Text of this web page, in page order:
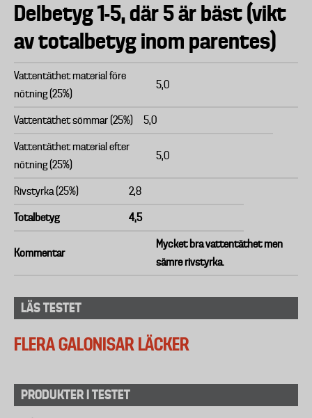
Delbetyg 1-5, där 5 är bäst (vikt
av totalbetyg inom parentes)
Vattentäthet material före
nötning (25%)
5,0
Vattentäthet sömmar (25%) 5,0
Vattentäthet material efter
nötning (25%)
5,0
Rivstyrka (25%) 2,8
Totalbetyg 4,5
Kommentar
Mycket bra vattentäthet men
sämre rivstyrka.
LÄS TESTET
FLERA GALONISAR LÄCKER
PRODUKTER I TESTET